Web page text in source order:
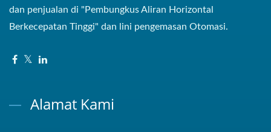
dan penjualan di "Pembungkus Aliran Horizontal
Berkecepatan Tinggi" dan lini pengemasan Otomasi.
Alamat Kami